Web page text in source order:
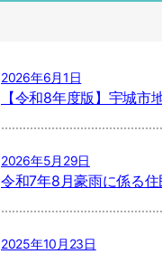
2026年6月1日
【令和8年度版】宇城市
2026年5月29日
令和7年8月豪雨に係る
2025年10月23日